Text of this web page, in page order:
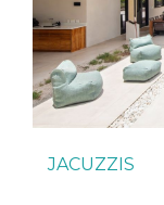
JACUZZIS